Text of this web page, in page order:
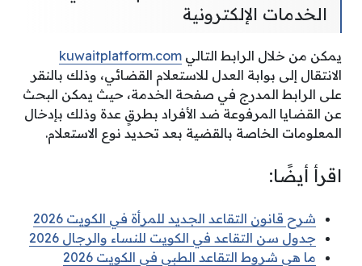
الخدمات الإلكترونية
يمكن من خلال الرابط التالي kuwaitplatform.com
الانتقال إلى بوابة العدل للاستعلام القضائي، وذلك بالنقر
على الرابط المدرج في صفحة الخدمة، حيث يمكن البحث
عن القضايا المرفوعة ضد الأفراد بطرقٍ عدة وذلك بإدخال
المعلومات الخاصة بالقضية بعد تحديد نوع الاستعلام.
اقرأ أيضًا:
شرح قانون التقاعد الجديد للمرأة في الكويت 2026
جدول سن التقاعد في الكويت للنساء والرجال 2026
ما هي شروط التقاعد الطبي في الكويت 2026